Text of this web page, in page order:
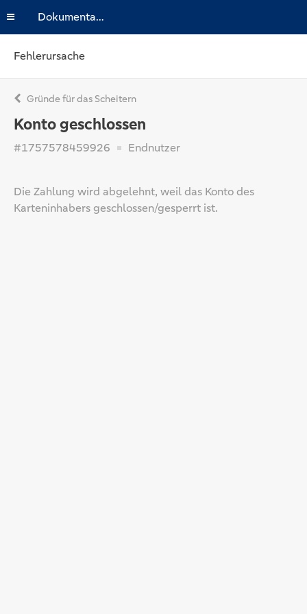
Dokumentation
Fehlerursache
Gründe für das Scheitern
Konto geschlossen
#1757578459926 Endnutzer
Die Zahlung wird abgelehnt, weil das Konto des
Karteninhabers geschlossen/gesperrt ist.